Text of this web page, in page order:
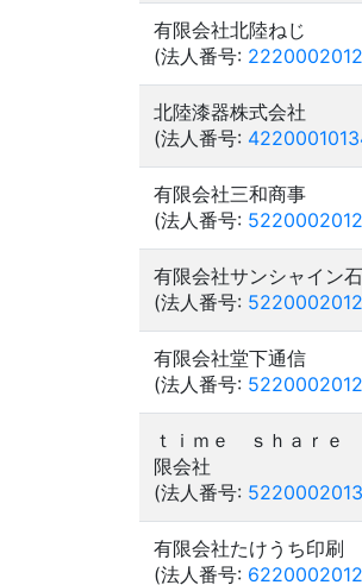
有限会社北陸ねじ
(法人番号:
北陸漆器株式会社
(法人番号:
有限会社三和商事
(法人番号:
有限会社サンシャイン
(法人番号:
有限会社堂下通信
(法人番号:
ｔｉｍｅ ｓｈａｒ
限会社
(法人番号:
有限会社たけうち印刷
(法人番号: